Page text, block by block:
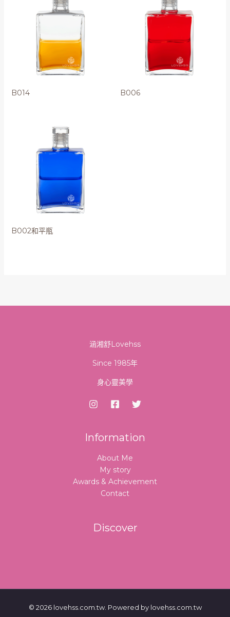
B014 B006
B002和平瓶
涵湘舒Lovehss
Since 1985年
身心靈美學
Information
About Me
My story
Awards & Achievement
Contact
Discover
© 2026 lovehss.com.tw. Powered by lovehss.com.tw